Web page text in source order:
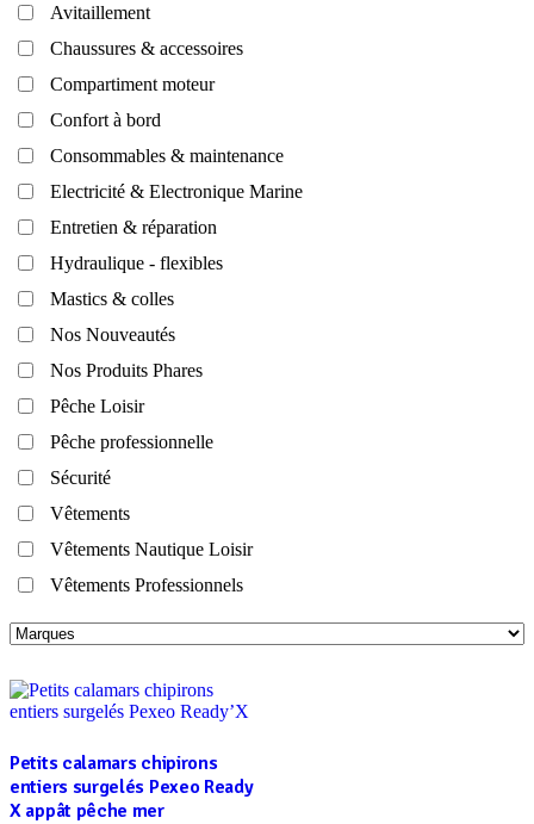
Avitaillement
Chaussures & accessoires
Compartiment moteur
Confort à bord
Consommables & maintenance
Electricité & Electronique Marine
Entretien & réparation
Hydraulique - flexibles
Mastics & colles
Nos Nouveautés
Nos Produits Phares
Pêche Loisir
Pêche professionnelle
Sécurité
Vêtements
Vêtements Nautique Loisir
Vêtements Professionnels
Petits calamars chipirons
entiers surgelés Pexeo Ready
X appât pêche mer